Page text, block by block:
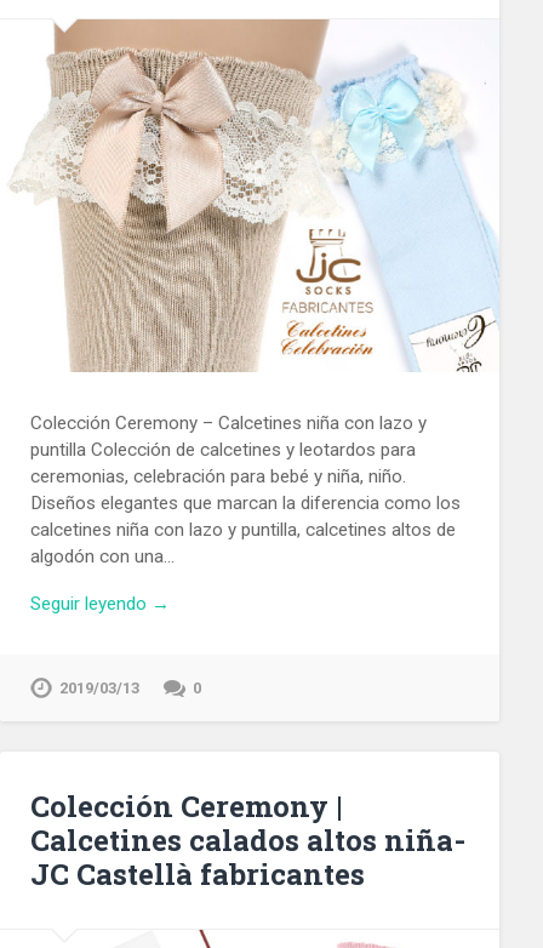
Colección Ceremony – Calcetines niña con lazo y
puntilla Colección de calcetines y leotardos para
ceremonias, celebración para bebé y niña, niño.
Diseños elegantes que marcan la diferencia como los
calcetines niña con lazo y puntilla, calcetines altos de
algodón con una…
Seguir leyendo →
2019/03/13 0
Colección Ceremony |
Calcetines calados altos niña-
JC Castellà fabricantes